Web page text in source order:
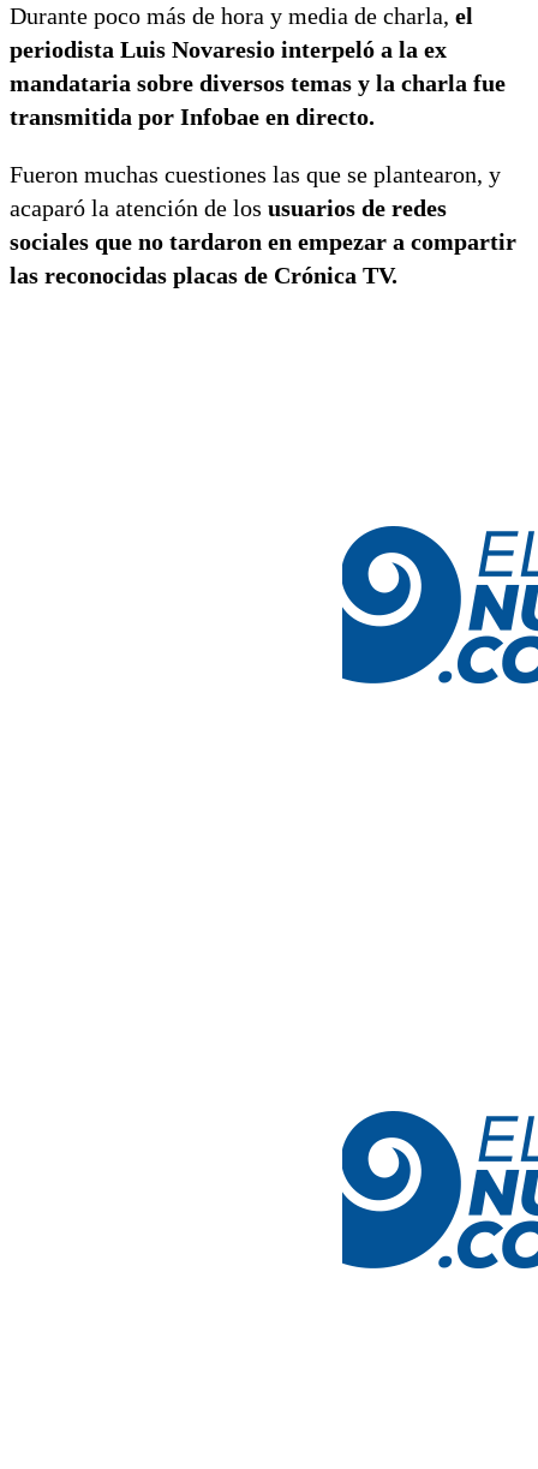
Durante poco más de hora y media de charla, el
periodista Luis Novaresio interpeló a la ex
mandataria sobre diversos temas y la charla fue
transmitida por Infobae en directo.
Fueron muchas cuestiones las que se plantearon, y
acaparó la atención de los usuarios de redes
sociales que no tardaron en empezar a compartir
las reconocidas placas de Crónica TV.